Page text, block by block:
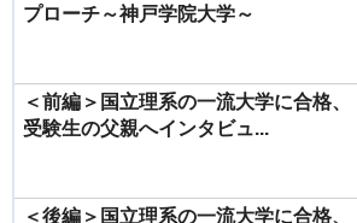
プローチ～神戸学院大学～
＜前編＞国立理系の一流大学に合格、
受験生の父親へインタビュ...
＜後編＞国立理系の一流大学に合格、